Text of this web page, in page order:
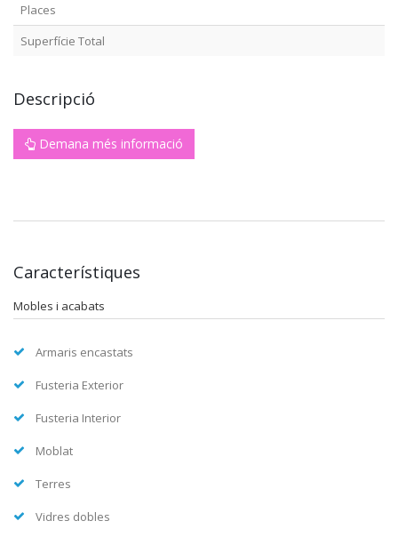
Places
Superfície Total
Descripció
Demana més informació
Característiques
Mobles i acabats
Armaris encastats
Fusteria Exterior
Fusteria Interior
Moblat
Terres
Vidres dobles